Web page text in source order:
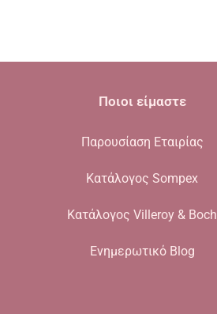
Ποιοι είμαστε
Παρουσίαση Εταιρίας
Κατάλογος Sompex
Κατάλογος Villeroy & Boch
Ενημερωτικό Blog